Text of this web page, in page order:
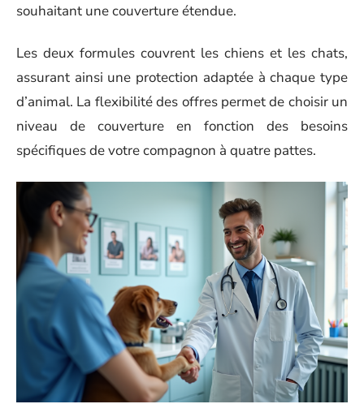
souhaitant une couverture étendue.
Les deux formules couvrent les chiens et les chats,
assurant ainsi une protection adaptée à chaque type
d’animal. La flexibilité des offres permet de choisir un
niveau de couverture en fonction des besoins
spécifiques de votre compagnon à quatre pattes.